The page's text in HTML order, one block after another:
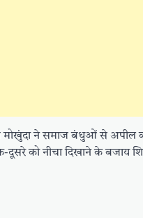
मोखुंदा ने समाज बंधुओं से
दूसरे को नीचा दिखाने के बजाय